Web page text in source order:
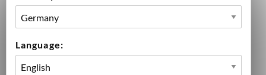
Language: